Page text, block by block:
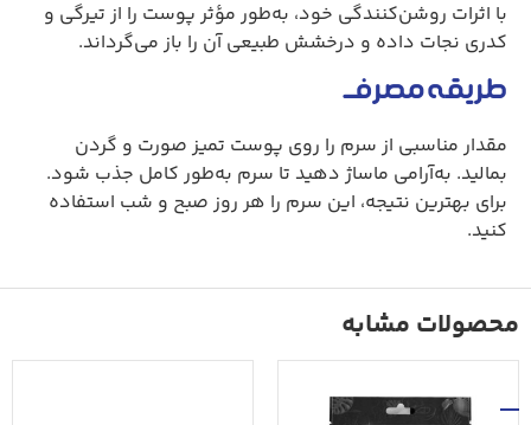
با اثرات روشن‌کنندگی خود، به‌طور مؤثر پوست را از تیرگی و
کدری نجات داده و درخشش طبیعی آن را باز می‌گرداند.
طریقه مصرف
مقدار مناسبی از سرم را روی پوست تمیز صورت و گردن
بمالید. به‌آرامی ماساژ دهید تا سرم به‌طور کامل جذب شود.
برای بهترین نتیجه، این سرم را هر روز صبح و شب استفاده
کنید.
محصولات مشابه